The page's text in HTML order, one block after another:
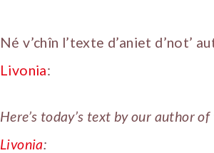
Né v’chîn l’texte d’aniet d’not’
Livonia:
Here’s today’s text by our author of
Livonia: